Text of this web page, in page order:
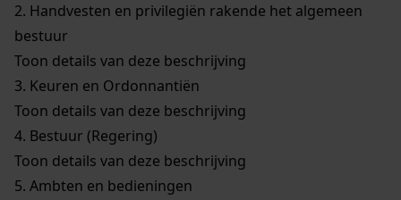
2. Handvesten en privilegiën rakende het algemeen
bestuur
Toon details van deze beschrijving
3. Keuren en Ordonnantiën
Toon details van deze beschrijving
4. Bestuur (Regering)
Toon details van deze beschrijving
5. Ambten en bedieningen